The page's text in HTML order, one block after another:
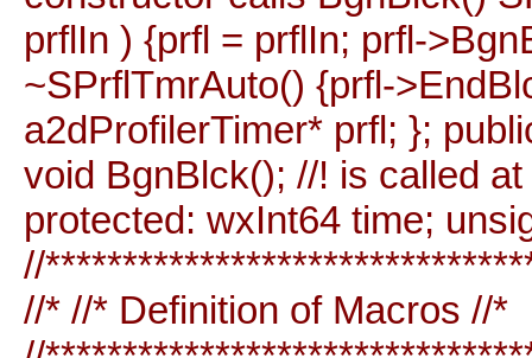
prflIn ) {prfl = prflIn; prfl-
~SPrflTmrAuto() {prfl-
a2dProfilerTimer* prfl; };
void BgnBlck(); //! is called
protected: wxInt64 time;
//
//* //* Definition of Macros //*